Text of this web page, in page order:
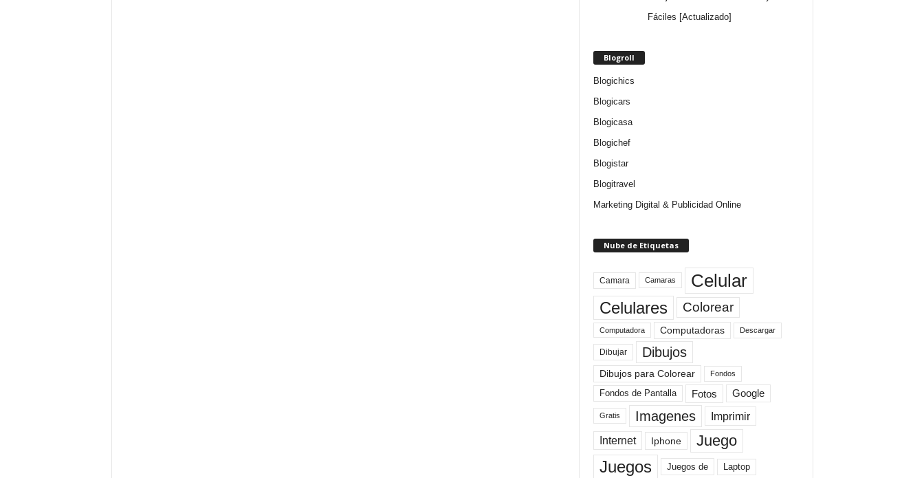
Fáciles [Actualizado]
Blogroll
Blogichics
Blogicars
Blogicasa
Blogichef
Blogistar
Blogitravel
Marketing Digital & Publicidad Online
Nube de Etiquetas
Camara Camaras Celular
Celulares Colorear
Computadora Computadoras Descargar
Dibujar Dibujos
Dibujos para Colorear Fondos
Fondos de Pantalla Fotos Google
Gratis Imagenes Imprimir
Internet Iphone Juego
Juegos Juegos de Laptop